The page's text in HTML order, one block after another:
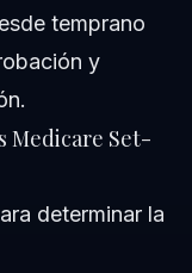
temprano
y
Medicare Set-
determinar la